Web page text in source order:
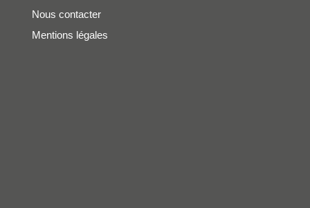
Nous contacter
Mentions légales